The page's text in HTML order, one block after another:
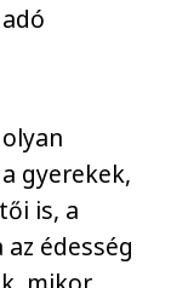
gyerekek,
is, a
édesség